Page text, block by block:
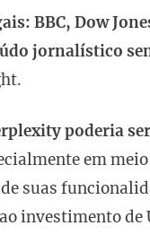
BBC, Dow
jornalístico
poderia
em
suas
investimento de